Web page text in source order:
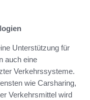
Unterstützung für
auch eine
Verkehrssysteme.
wie Carsharing,
Verkehrsmittel wird